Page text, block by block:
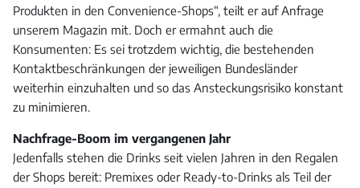
Produkten in den Convenience-Shops“, teilt er auf Anfrage
unserem Magazin mit. Doch er ermahnt auch die
Konsumenten: Es sei trotzdem wichtig, die bestehenden
Kontaktbeschränkungen der jeweiligen Bundesländer
weiterhin einzuhalten und so das Ansteckungsrisiko konstant
zu minimieren.
Nachfrage-Boom im vergangenen Jahr
Jedenfalls stehen die Drinks seit vielen Jahren in den Regalen
der Shops bereit: Premixes oder Ready-to-Drinks als Teil der